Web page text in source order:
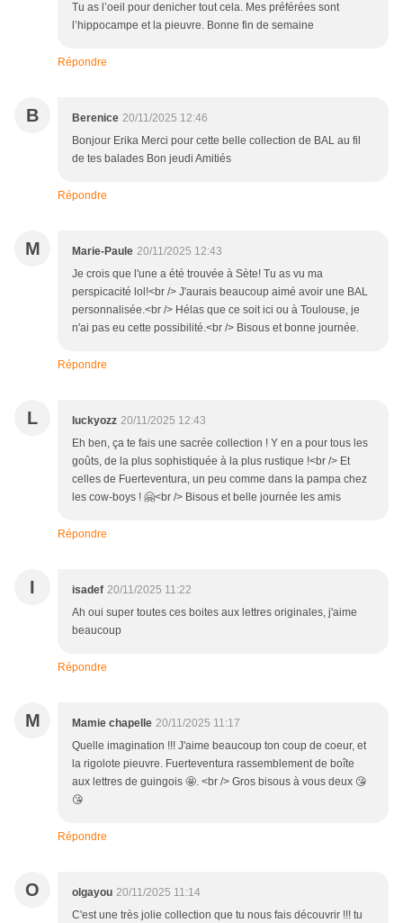
Tu as l’oeil pour denicher tout cela. Mes préférées sont
l’hippocampe et la pieuvre. Bonne fin de semaine
Répondre
B Berenice 20/11/2025 12:46
Bonjour Erika Merci pour cette belle collection de BAL au fil
de tes balades Bon jeudi Amitiés
Répondre
M Marie-Paule 20/11/2025 12:43
Je crois que l'une a été trouvée à Sète! Tu as vu ma
perspicacité lol!<br /> J'aurais beaucoup aimé avoir une BAL
personnalisée.<br /> Hélas que ce soit ici ou à Toulouse, je
n'ai pas eu cette possibilité.<br /> Bisous et bonne journée.
Répondre
L luckyozz 20/11/2025 12:43
Eh ben, ça te fais une sacrée collection ! Y en a pour tous les
goûts, de la plus sophistiquée à la plus rustique !<br /> Et
celles de Fuerteventura, un peu comme dans la pampa chez
les cow-boys ! 🤗<br /> Bisous et belle journée les amis
Répondre
I isadef 20/11/2025 11:22
Ah oui super toutes ces boites aux lettres originales, j'aime
beaucoup
Répondre
M Mamie chapelle 20/11/2025 11:17
Quelle imagination !!! J'aime beaucoup ton coup de coeur, et
la rigolote pieuvre. Fuerteventura rassemblement de boîte
aux lettres de guingois 🤩. <br /> Gros bisous à vous deux 😘
😘
Répondre
O olgayou 20/11/2025 11:14
C'est une très jolie collection que tu nous fais découvrir !!! tu